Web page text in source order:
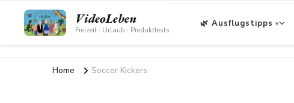
VideoLeben
Freizeit · Urlaub · Produkttests
🌿 Ausflugstipps
Home Soccer Kickers